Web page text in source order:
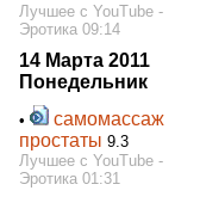
Лучшее с YouTube -
Эротика 09:14
14 Марта 2011
Понедельник
•
самомассаж
простаты 9.3
Лучшее с YouTube -
Эротика 01:31